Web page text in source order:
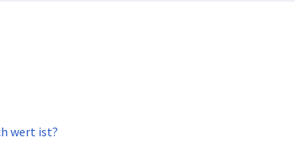
wert ist?